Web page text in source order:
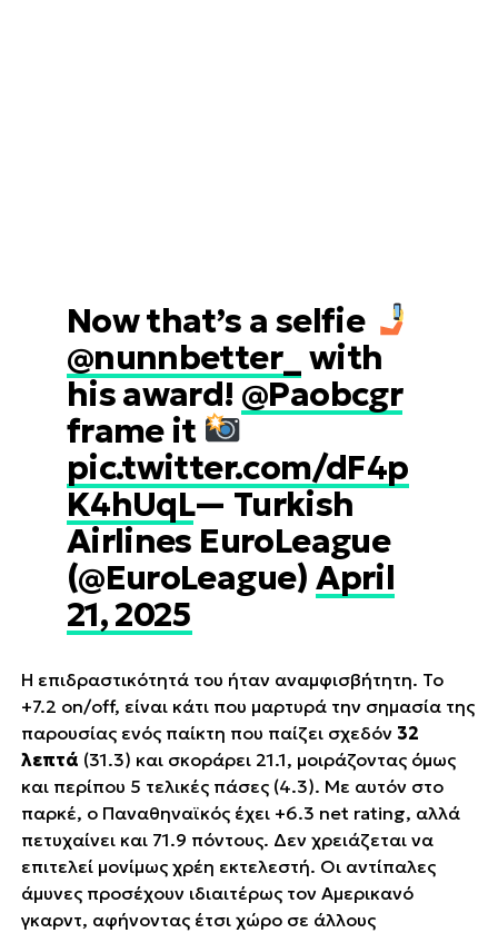
Now that’s a selfie
@nunnbetter_
with
his award! @Paobcgr
frame it
pic.twitter.com/dF4p
K4hUqL— Turkish
Airlines EuroLeague
(@EuroLeague)April
21, 2025
Η επιδραστικότητά του ήταν αναμφισβήτητη. Το
+7.2 on/off, είναι κάτι που μαρτυρά την σημασία της
παρουσίας ενός παίκτη που παίζει σχεδόν 32
λεπτά (31.3) και σκοράρει 21.1, μοιράζοντας όμως
και περίπου 5 τελικές πάσες (4.3). Με αυτόν στο
παρκέ, ο Παναθηναϊκός έχει +6.3 net rating, αλλά
πετυχαίνει και 71.9 πόντους. Δεν χρειάζεται να
επιτελεί μονίμως χρέη εκτελεστή. Οι αντίπαλες
άμυνες προσέχουν ιδιαιτέρως τον Αμερικανό
γκαρντ, αφήνοντας έτσι χώρο σε άλλους